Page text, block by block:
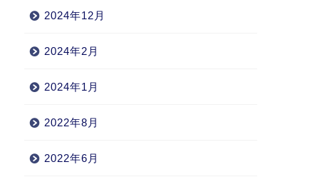
2024年12月
2024年2月
2024年1月
2022年8月
2022年6月